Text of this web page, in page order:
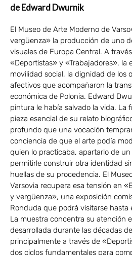
de Edward Dwurnik
El Museo de Arte Moderno de
vergüenza» la producción de uno
visuales de Europa Central. A
«Deportistas» y «Trabajadores», la
movilidad social, la dignidad de los
afectivos que acompañaron la
económica de Polonia. Edward
pintura le había salvado la vida. La
pieza esencial de su relato
profundo que una vocación
conciencia de que el arte podía
quien lo practicaba, apartarlo de
permitirle construir otra identidad
huellas de su procedencia. El
Varsovia recupera esa tensión en
y vergüenza», una exposición
Ronduda que podrá visitarse hasta
La muestra concentra su atención
desarrollada durante las décadas
principalmente a través de
dos ciclos fundamentales para